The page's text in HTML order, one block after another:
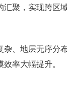
聚，实现跨区
、地层无序分
率大幅提升。